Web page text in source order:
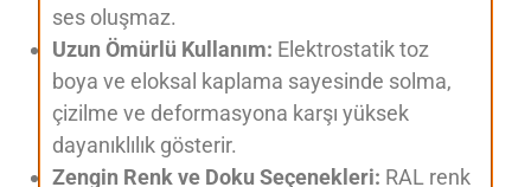
ses oluşmaz.
Uzun Ömürlü Kullanım: Elektrostatik toz
boya ve eloksal kaplama sayesinde solma,
çizilme ve deformasyona karşı yüksek
dayanıklılık gösterir.
Zengin Renk ve Doku Seçenekleri: RAL renk